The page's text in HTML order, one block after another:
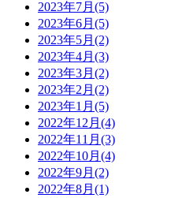
2023年7月(5)
2023年6月(5)
2023年5月(2)
2023年4月(3)
2023年3月(2)
2023年2月(2)
2023年1月(5)
2022年12月(4)
2022年11月(3)
2022年10月(4)
2022年9月(2)
2022年8月(1)